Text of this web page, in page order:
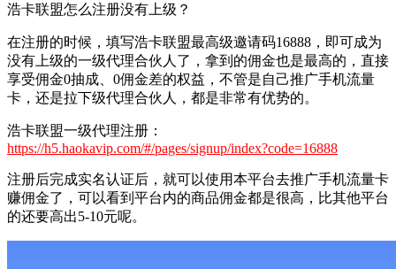
浩卡联盟怎么注册没有上级？
在注册的时候，填写浩卡联盟最高级邀请码16888，即可成为
没有上级的一级代理合伙人了，拿到的佣金也是最高的，直接
享受佣金0抽成、0佣金差的权益，不管是自己推广手机流量
卡，还是拉下级代理合伙人，都是非常有优势的。
浩卡联盟一级代理注册：
https://h5.haokavip.com/#/pages/signup/index?code=16888
注册后完成实名认证后，就可以使用本平台去推广手机流量卡
赚佣金了，可以看到平台内的商品佣金都是很高，比其他平台
的还要高出5-10元呢。